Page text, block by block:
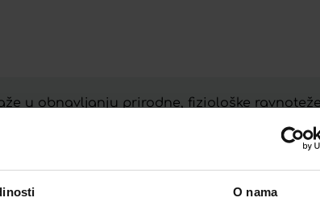
O nama
u obnavljanju prirodne, fiziološke ravnoteže
– linolnom i α-linolenskom kiselinom s
joj udobnost i uklanjajući napetost i
i prehranu epidermisa, obnavlja